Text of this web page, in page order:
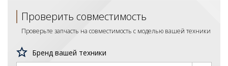
Проверить совместимость
Проверьте запчасть на совместимость с моделью вашей техники
Бренд вашей техники